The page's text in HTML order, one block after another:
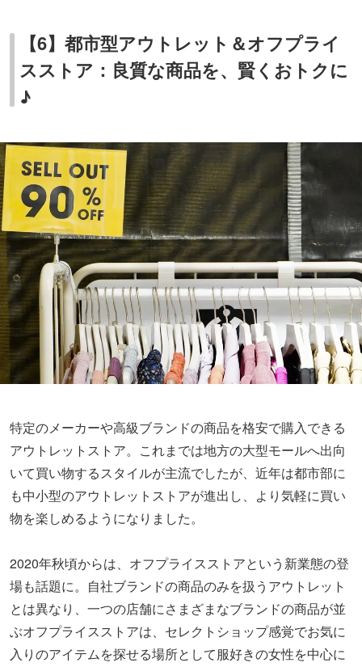
【6】都市型アウトレット＆オフプライ
スストア：良質な商品を、賢くおトクに
♪
特定のメーカーや高級ブランドの商品を格安で購入できる
アウトレットストア。これまでは地方の大型モールへ出向
いて買い物するスタイルが主流でしたが、近年は都市部に
も中小型のアウトレットストアが進出し、より気軽に買い
物を楽しめるようになりました。
2020年秋頃からは、オフプライスストアという新業態の登
場も話題に。自社ブランドの商品のみを扱うアウトレット
とは異なり、一つの店舗にさまざまなブランドの商品が並
ぶオフプライスストアは、セレクトショップ感覚でお気に
入りのアイテムを探せる場所として服好きの女性を中心に